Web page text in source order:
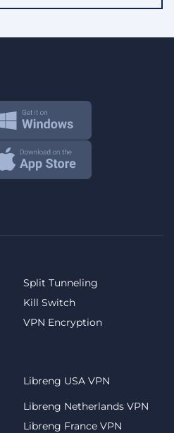
Split Tunneling
Kill Switch
VPN Encryption
Libreng USA VPN
Libreng Netherlands VPN
Libreng France VPN